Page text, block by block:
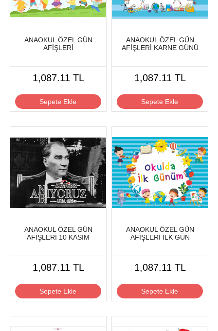
ANAOKUL ÖZEL GÜN
AFİŞLERİ
1,087.11 TL
Sepete Ekle
ANAOKUL ÖZEL GÜN
AFİŞLERİ KARNE GÜNÜ
1,087.11 TL
Sepete Ekle
ANAOKUL ÖZEL GÜN
AFİŞLERİ 10 KASIM
1,087.11 TL
Sepete Ekle
ANAOKUL ÖZEL GÜN
AFİŞLERİ İLK GÜN
1,087.11 TL
Sepete Ekle